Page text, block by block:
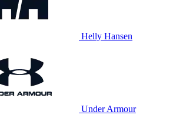
Helly Hansen
Under Armour